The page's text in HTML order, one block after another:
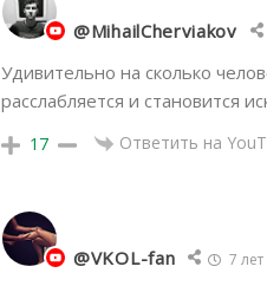
@MihailCherviakov
Удивительно на сколько
расслабляется и становится
17 Ответить на
@VKOL-fan 7